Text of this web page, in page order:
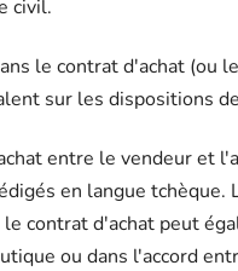
civil.
le contrat d'achat (ou
sur les dispositions
entre le vendeur et
en langue tchèque.
contrat d'achat peut
ou dans l'accord